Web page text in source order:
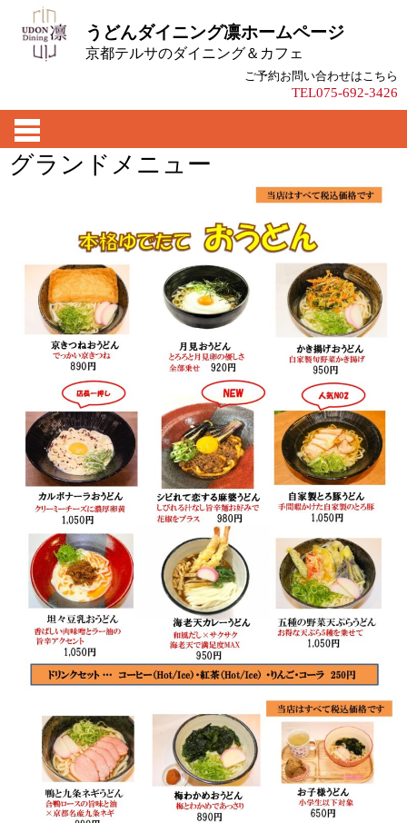
うどんダイニング凛ホームページ
京都テルサのダイニング＆カフェ
ご予約お問い合わせはこちら
TEL075-692-3426
グランドメニュー